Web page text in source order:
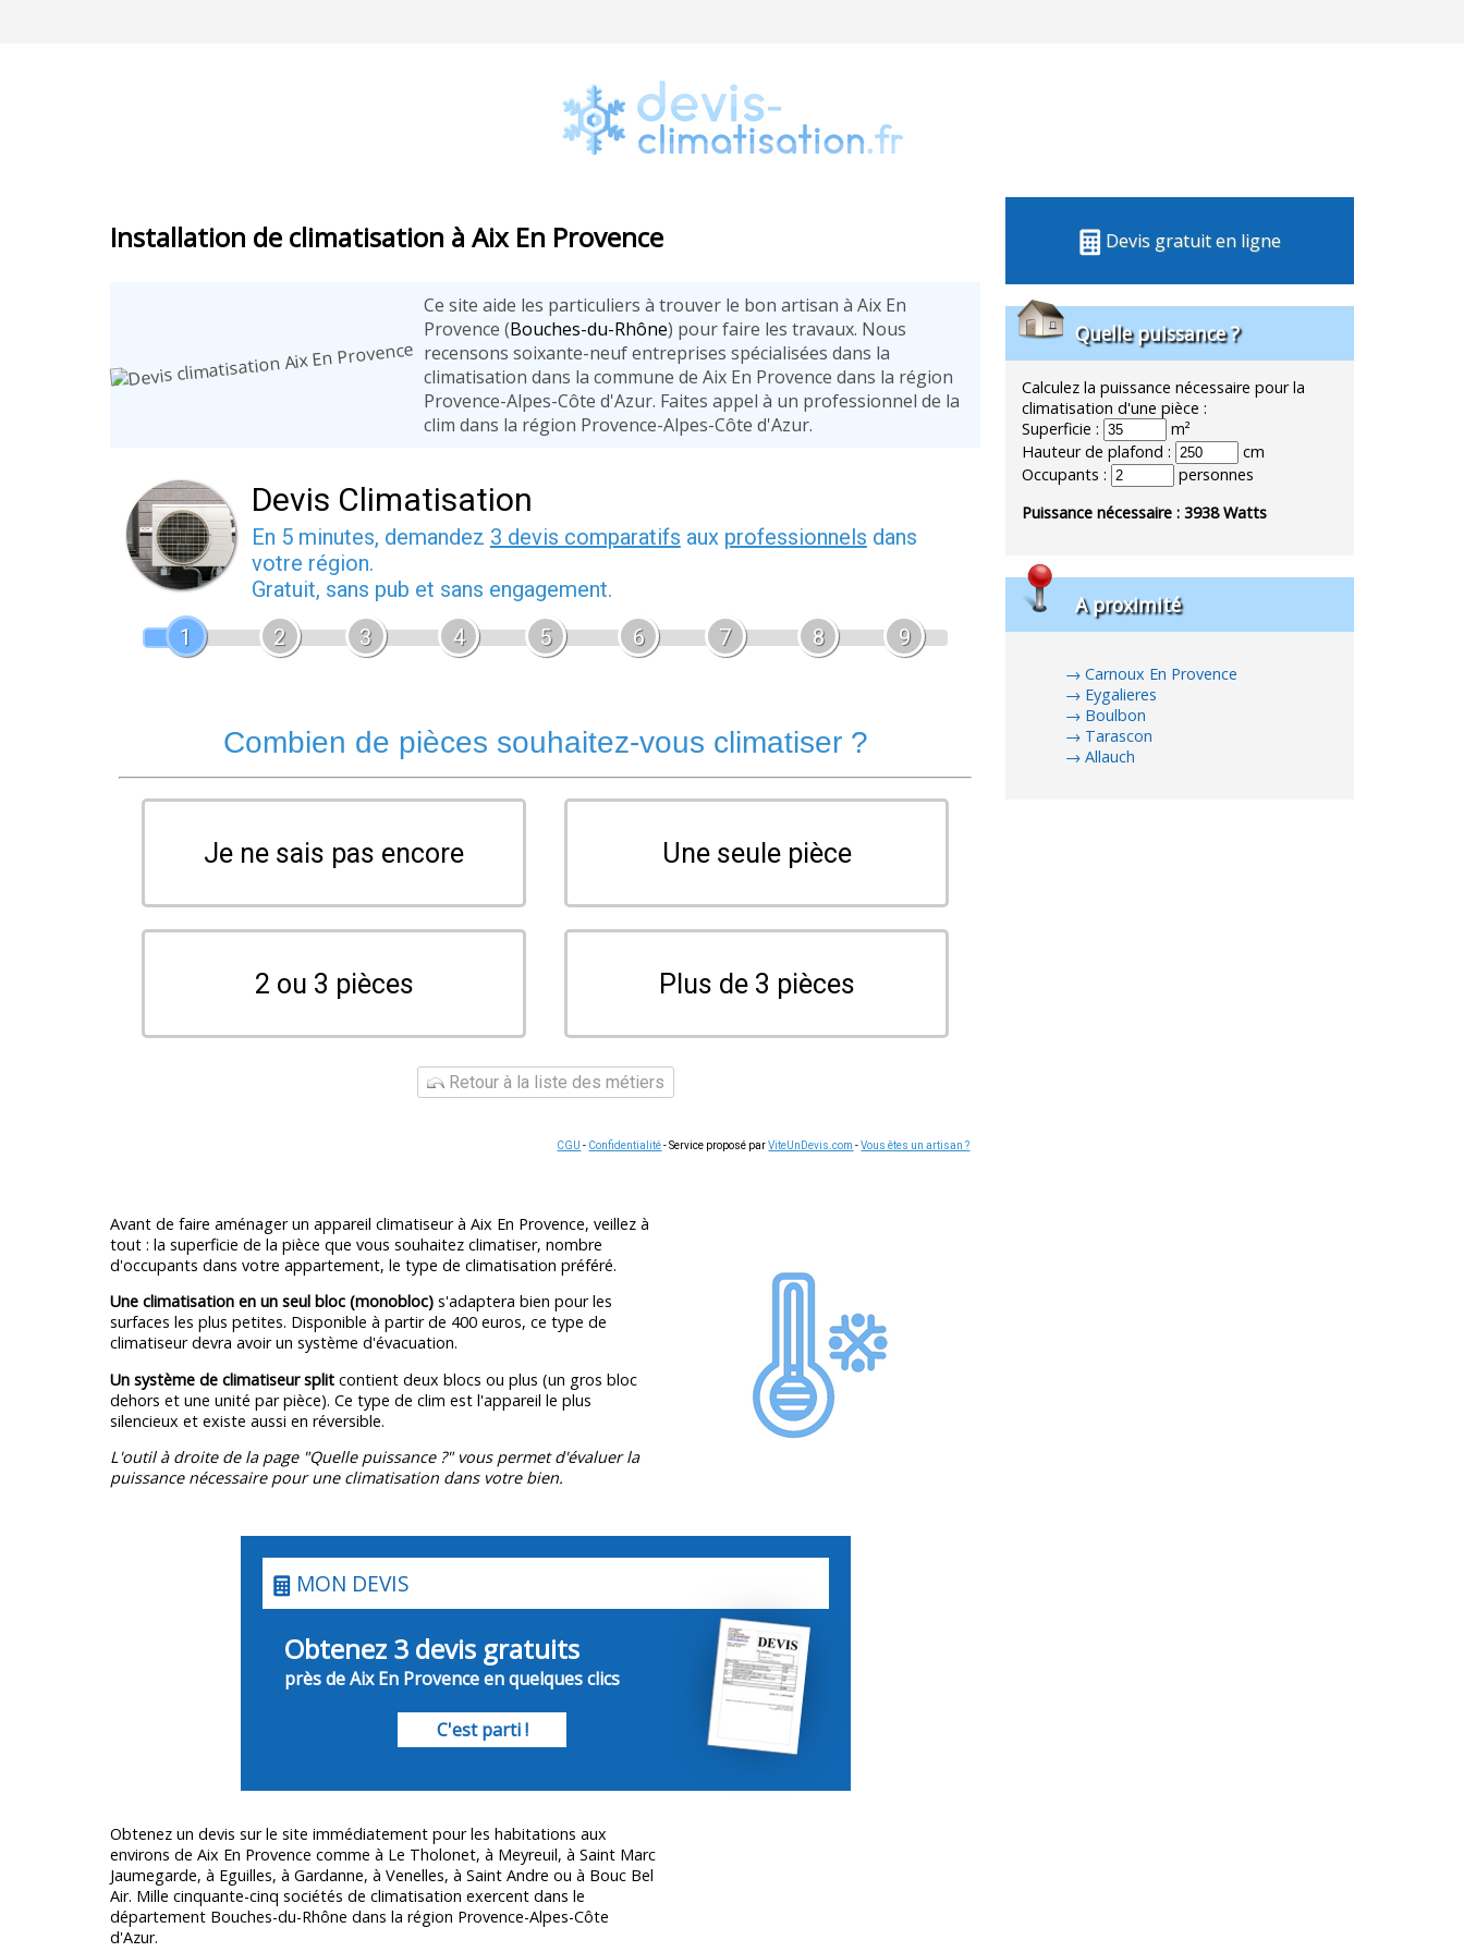
Installation de climatisation à Aix En Provence
Ce site aide les particuliers à trouver le bon artisan à Aix En
Provence (Bouches-du-Rhône) pour faire les travaux. Nous
recensons soixante-neuf entreprises spécialisées dans la
climatisation dans la commune de Aix En Provence dans la région
Provence-Alpes-Côte d'Azur. Faites appel à un professionnel de la
clim dans la région Provence-Alpes-Côte d'Azur.
Devis Climatisation
En 5 minutes, demandez 3 devis comparatifs aux professionnels dans
votre région.
Gratuit, sans pub et sans engagement.
1
2 3 4 5 6 7 8 9
Combien de pièces souhaitez-vous climatiser ?
Je ne sais pas encore Une seule pièce
2 ou 3 pièces Plus de 3 pièces
Retour à la liste des métiers
CGU - Confidentialité- Service proposé parViteUnDevis.com -Vous êtes un artisan ?
Avant de faire aménager un appareil climatiseur à Aix En Provence, veillez à
tout : la superficie de la pièce que vous souhaitez climatiser, nombre
d'occupants dans votre appartement, le type de climatisation préféré.
Une climatisation en un seul bloc (monobloc)s'adaptera bien pour les
surfaces les plus petites. Disponible à partir de 400 euros, ce type de
climatiseur devra avoir un système d'évacuation.
Un système de climatiseur splitcontient deux blocs ou plus (un gros bloc
dehors et une unité par pièce). Ce type de clim est l'appareil le plus
silencieux et existe aussi en réversible.
L'outil à droite de la page "Quelle puissance ?" vous permet d'évaluer la
puissance nécessaire pour une climatisation dans votre bien.
MON DEVIS
Obtenez 3 devis gratuits
près de Aix En Provence en quelques clics
C'est parti !
Obtenez un devis sur le site immédiatement pour les habitations aux
environs de Aix En Provence comme à Le Tholonet, à Meyreuil, à Saint Marc
Jaumegarde, à Eguilles, à Gardanne, à Venelles, à Saint Andre ou à Bouc Bel
Air. Mille cinquante-cinq sociétés de climatisation exercent dans le
département Bouches-du-Rhône dans la région Provence-Alpes-Côte
d'Azur.
Devis gratuit en ligne
Quelle puissance ?
Calculez la puissance nécessaire pour la
climatisation d'une pièce :
Superficie :
m²
Hauteur de plafond :
cm
Occupants :
personnes
Puissance nécessaire :3938Watts
A proximité
Carnoux En Provence
Eygalieres
Boulbon
Tarascon
Allauch